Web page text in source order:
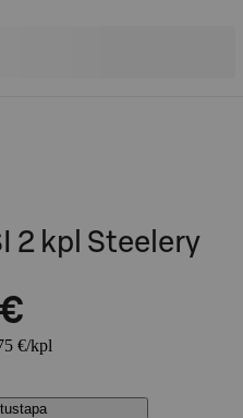
2 kpl Steelery
€/kpl